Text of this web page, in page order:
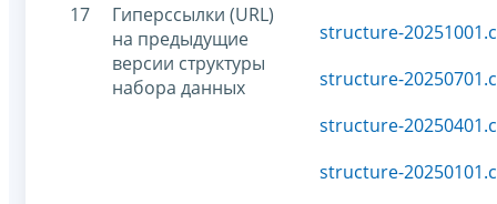
17
Гиперссылки (URL)
на предыдущие
версии структуры
набора данных
structure-
structure-
structure-
structure-